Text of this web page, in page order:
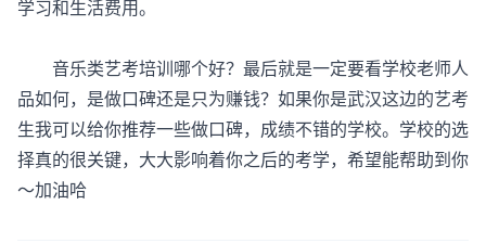
学习和生活费用。
音乐类艺考培训哪个好？最后就是一定要看学校老师人
品如何，是做口碑还是只为赚钱？如果你是武汉这边的艺考
生我可以给你推荐一些做口碑，成绩不错的学校。学校的选
择真的很关键，大大影响着你之后的考学，希望能帮助到你
～加油哈